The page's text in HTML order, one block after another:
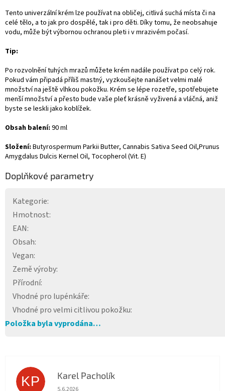
Tento univerzální krém lze používat na obličej, citlivá suchá místa či na
celé tělo, a to jak pro dospělé, tak i pro děti. Díky tomu, že neobsahuje
vodu, může být výbornou ochranou pleti i v mrazivém počasí.
Tip:
Po rozvolnění tuhých mrazů můžete krém nadále používat po celý rok.
Pokud vám připadá příliš mastný, vyzkoušejte nanášet velmi malé
množství na ještě vlhkou pokožku. Krém se lépe rozetře, spotřebujete
menší množství a přesto bude vaše pleť krásně vyživená a vláčná, aniž
byste se leskli jako koblížek.
Obsah balení: 90 ml
Složení: Butyrospermum Parkii Butter, Cannabis Sativa Seed Oil,Prunus
Amygdalus Dulcis Kernel Oil, Tocopherol (Vit. E)
Doplňkové parametry
Kategorie:
Hmotnost:
EAN:
Obsah:
Vegan:
Země výroby:
Přírodní:
Vhodné pro lupénkáře:
Vhodné pro velmi citlivou pokožku:
Položka byla vyprodána…
KP Karel Pacholík
Hodnocení obchodu je 4 z 5 hvězdiček.